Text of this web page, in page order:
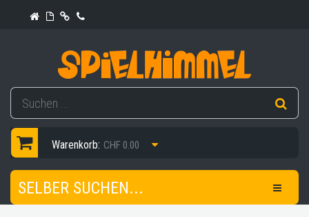
Warenkorb: CHF 0.00
SELBER SUCHEN...